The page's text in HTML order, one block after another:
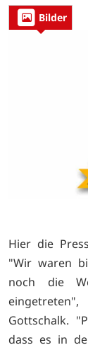
Bilder
Hier die
"Wir waren
noch die
Gottschalk.
dass es in